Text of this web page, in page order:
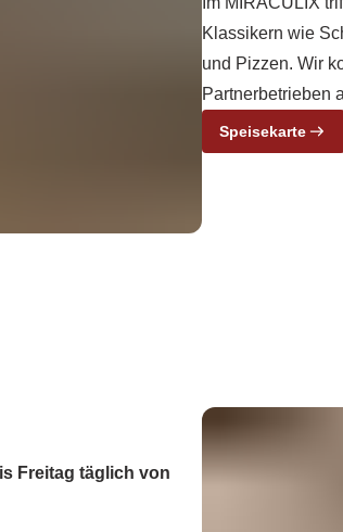
Klassikern wie
und Pizzen. Wir
Partnerbetrieben
Speisekarte
Freitag täglich von